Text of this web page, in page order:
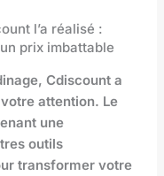
l’a réalisé :
prix imbattable
Cdiscount a
attention. Le
une
outils
transformer votre